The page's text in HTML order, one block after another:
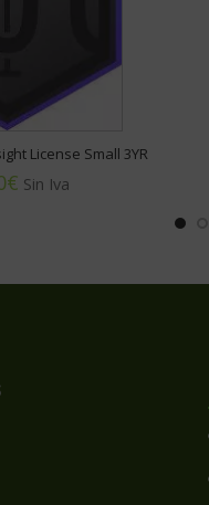
License Small 3YR
€